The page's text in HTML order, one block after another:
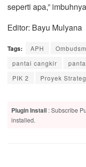
seperti apa,”
Editor: Bayu Mulyana
Tags: APH
pantai cangkir
PIK 2
Proyek
Plugin Install : Subscribe
installed.